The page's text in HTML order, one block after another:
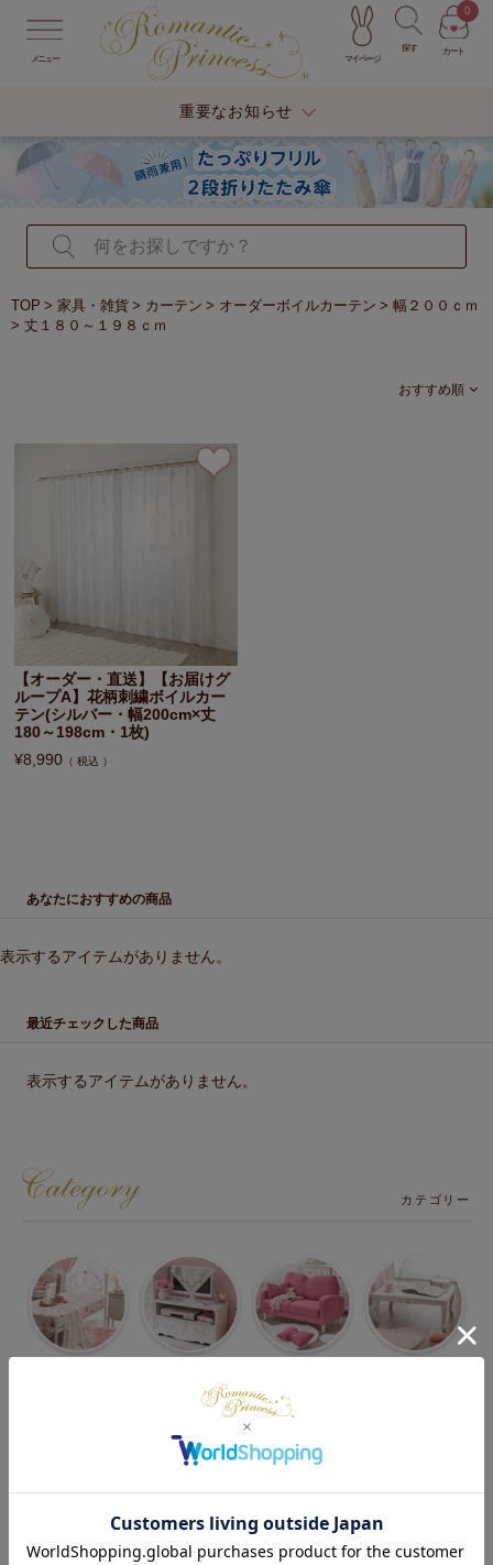
メニュー マイページ
探す カート
0
重要なお知らせ
TOP 家具・雑貨 カーテン オーダーボイルカーテン
幅２００ｃｍ
丈１８０～１９８ｃｍ
おすすめ順
【オーダー・直送】【お届けグ
ループA】花柄刺繍ボイルカー
テン(シルバー・幅200cm×丈
180～198cm・1枚)
¥8,990 税込
あなたにおすすめの商品
表示するアイテムがありません。
最近チェックした商品
表示するアイテムがありません。
カテゴリー
テレビボード
ソファーベッド